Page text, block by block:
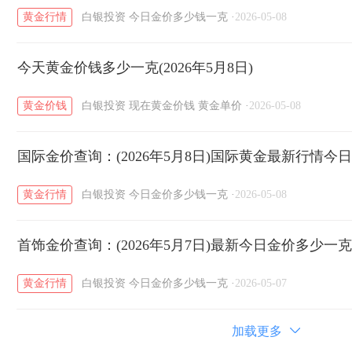
黄金行情 白银投资 今日金价多少钱一克 · 2026-05-08
今天黄金价钱多少一克(2026年5月8日)
黄金价钱 白银投资 现在黄金价钱 黄金单价 · 2026-05-08
国际金价查询：(2026年5月8日)国际黄金最新行情今
黄金行情 白银投资 今日金价多少钱一克 · 2026-05-08
首饰金价查询：(2026年5月7日)最新今日金价多少一
黄金行情 白银投资 今日金价多少钱一克 · 2026-05-07
加载更多